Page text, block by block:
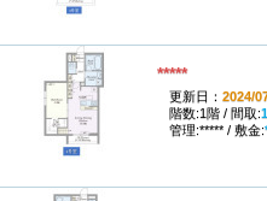
*****
更新日： 2024/
階数:1階 / 間取:
管理:***** / 敷金: